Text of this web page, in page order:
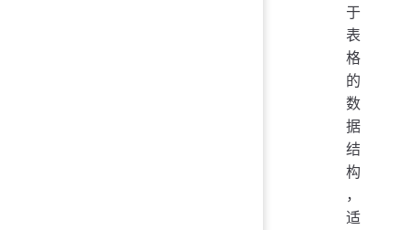
于
表
格
的
数
据
结
构
，
适